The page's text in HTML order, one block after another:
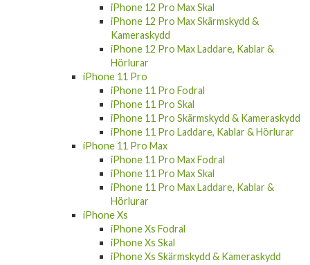
iPhone 12 Pro Max Skal
iPhone 12 Pro Max Skärmskydd &
Kameraskydd
iPhone 12 Pro Max Laddare, Kablar &
Hörlurar
iPhone 11 Pro
iPhone 11 Pro Fodral
iPhone 11 Pro Skal
iPhone 11 Pro Skärmskydd & Kameraskydd
iPhone 11 Pro Laddare, Kablar & Hörlurar
iPhone 11 Pro Max
iPhone 11 Pro Max Fodral
iPhone 11 Pro Max Skal
iPhone 11 Pro Max Laddare, Kablar &
Hörlurar
iPhone Xs
iPhone Xs Fodral
iPhone Xs Skal
iPhone Xs Skärmskydd & Kameraskydd